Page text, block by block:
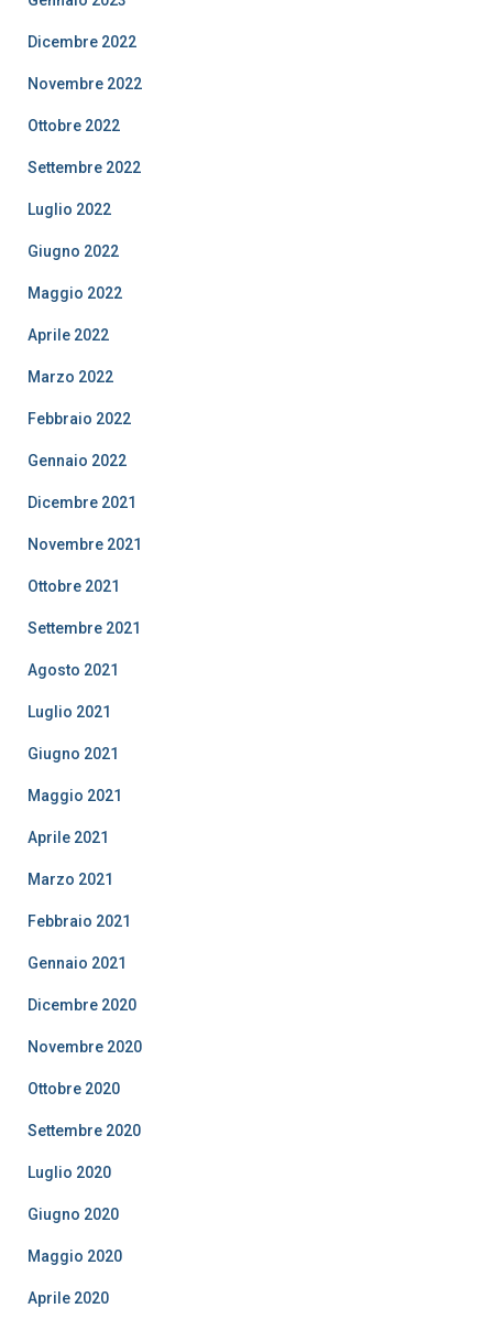
Dicembre 2022
Novembre 2022
Ottobre 2022
Settembre 2022
Luglio 2022
Giugno 2022
Maggio 2022
Aprile 2022
Marzo 2022
Febbraio 2022
Gennaio 2022
Dicembre 2021
Novembre 2021
Ottobre 2021
Settembre 2021
Agosto 2021
Luglio 2021
Giugno 2021
Maggio 2021
Aprile 2021
Marzo 2021
Febbraio 2021
Gennaio 2021
Dicembre 2020
Novembre 2020
Ottobre 2020
Settembre 2020
Luglio 2020
Giugno 2020
Maggio 2020
Aprile 2020